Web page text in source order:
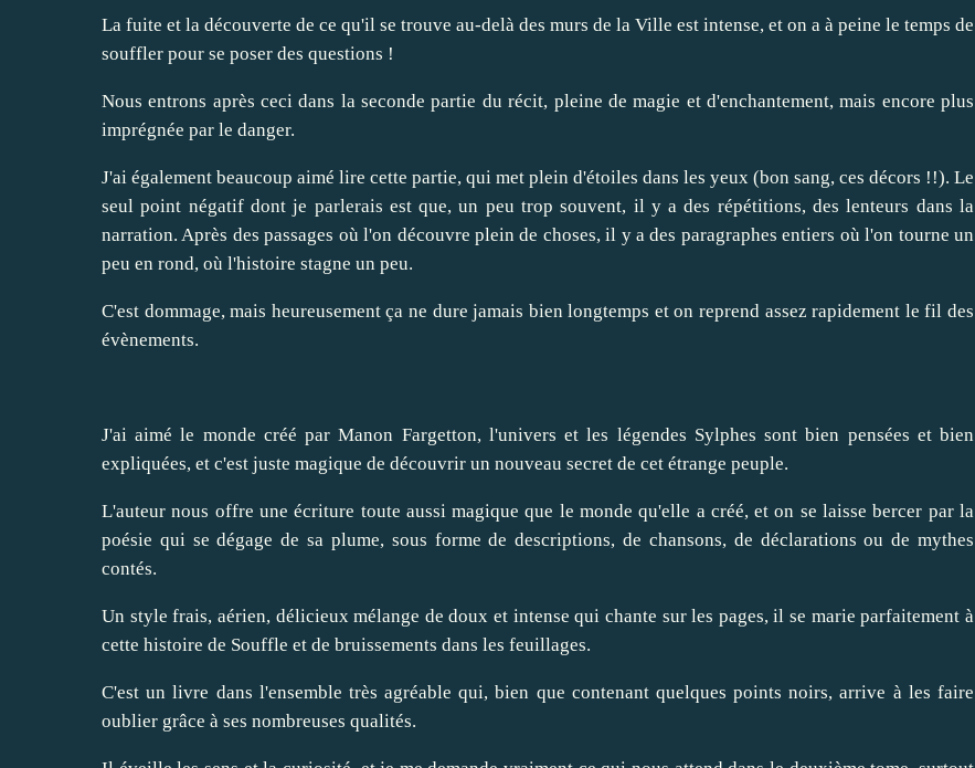
La fuite et la découverte de ce qu'il se trouve au-delà des murs de la Ville est intense, et on a à peine le temps de
souffler pour se poser des questions !
Nous entrons après ceci dans la seconde partie du récit, pleine de magie et d'enchantement, mais encore plus
imprégnée par le danger.
J'ai également beaucoup aimé lire cette partie, qui met plein d'étoiles dans les yeux (bon sang, ces décors !!). Le
seul point négatif dont je parlerais est que, un peu trop souvent, il y a des répétitions, des lenteurs dans la
narration. Après des passages où l'on découvre plein de choses, il y a des paragraphes entiers où l'on tourne un
peu en rond, où l'histoire stagne un peu.
C'est dommage, mais heureusement ça ne dure jamais bien longtemps et on reprend assez rapidement le fil des
évènements.
J'ai aimé le monde créé par Manon Fargetton, l'univers et les légendes Sylphes sont bien pensées et bien
expliquées, et c'est juste magique de découvrir un nouveau secret de cet étrange peuple.
L'auteur nous offre une écriture toute aussi magique que le monde qu'elle a créé, et on se laisse bercer par la
poésie qui se dégage de sa plume, sous forme de descriptions, de chansons, de déclarations ou de mythes
contés.
Un style frais, aérien, délicieux mélange de doux et intense qui chante sur les pages, il se marie parfaitement à
cette histoire de Souffle et de bruissements dans les feuillages.
C'est un livre dans l'ensemble très agréable qui, bien que contenant quelques points noirs, arrive à les faire
oublier grâce à ses nombreuses qualités.